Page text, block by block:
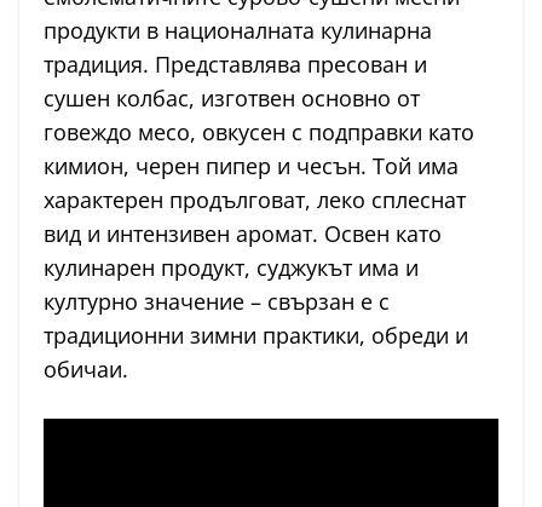
продукти в националната кулинарна
традиция. Представлява пресован и
сушен колбас, изготвен основно от
говеждо месо, овкусен с подправки като
кимион, черен пипер и чесън. Той има
характерен продълговат, леко сплеснат
вид и интензивен аромат. Освен като
кулинарен продукт, суджукът има и
културно значение – свързан е с
традиционни зимни практики, обреди и
обичаи.